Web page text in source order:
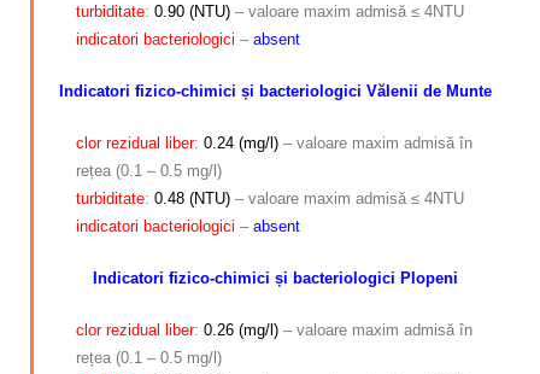
turbiditate: 0.90 (NTU) – valoare maxim admisă ≤ 4NTU
indicatori bacteriologici – absent
Indicatori fizico-chimici și bacteriologici Vălenii de Munte
clor rezidual liber: 0.24 (mg/l) – valoare maxim admisă în
rețea (0.1 – 0.5 mg/l)
turbiditate: 0.48 (NTU) – valoare maxim admisă ≤ 4NTU
indicatori bacteriologici – absent
Indicatori fizico-chimici și bacteriologici Plopeni
clor rezidual liber: 0.26 (mg/l) – valoare maxim admisă în
rețea (0.1 – 0.5 mg/l)